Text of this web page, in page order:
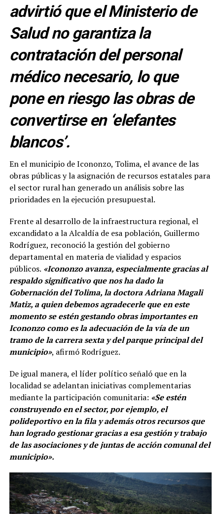
advirtió que el Ministerio de
Salud no garantiza la
contratación del personal
médico necesario, lo que
pone en riesgo las obras de
convertirse en ‘elefantes
blancos’.
En el municipio de Icononzo, Tolima, el avance de las
obras públicas y la asignación de recursos estatales para
el sector rural han generado un análisis sobre las
prioridades en la ejecución presupuestal.
Frente al desarrollo de la infraestructura regional, el
excandidato a la Alcaldía de esa población, Guillermo
Rodríguez, reconoció la gestión del gobierno
departamental en materia de vialidad y espacios
públicos. «Icononzo avanza, especialmente gracias al
respaldo significativo que nos ha dado la
Gobernación del Tolima, la doctora Adriana Magali
Matiz, a quien debemos agradecerle que en este
momento se estén gestando obras importantes en
Icononzo como es la adecuación de la vía de un
tramo de la carrera sexta y del parque principal del
municipio», afirmó Rodríguez.
De igual manera, el líder político señaló que en la
localidad se adelantan iniciativas complementarias
mediante la participación comunitaria: «Se estén
construyendo en el sector, por ejemplo, el
polideportivo en la fila y además otros recursos que
han logrado gestionar gracias a esa gestión y trabajo
de las asociaciones y de juntas de acción comunal del
municipio».